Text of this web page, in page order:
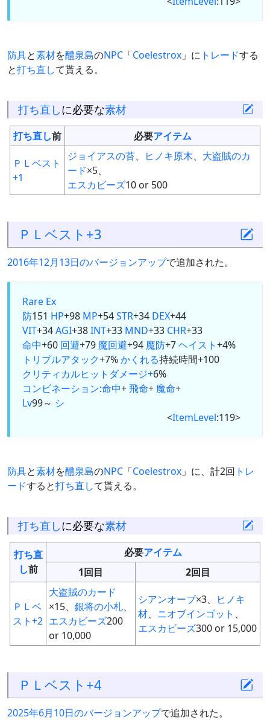
防具と素材を醴泉島のNPC 「Coelestrox 」に トレードする
と打ち直して貰える。
打ち直しに必要な素材
打ち直し前 必要アイテム
ＰＬベスト
+1
ジョイアスの苔、 ヒノキ原木、 大盗賊のカ
ード×5、
エスカビーズ10 or 500
ＰＬベスト+3
2016年12月13日のバージョンアップで追加された。
Rare Ex
防151 HP+98 MP+54STR+34 DEX+44
VIT+34AGI+38INT+33 MND+33 CHR+33
命中+60 回避+79 魔回避+94 魔防+7ヘイスト+4%
トリプルアタック+7%かくれる持続時間+100
クリティカルヒットダメージ+6%
コンビネーション:命中+飛命+ 魔命+
Lv99～ シ
<ItemLevel:119>
防具と素材を醴泉島のNPC 「Coelestrox 」に、計2回 トレ
ードすると打ち直して貰える。
打ち直しに必要な素材
打ち直
し前
必要アイテム
1回目
2回目
ＰＬベ
スト+2
大盗賊のカード
×15、 銀将の小札、
エスカビーズ200
or 10,000
シアンオーブ×3、
ヒノキ
材、 ニオブインゴット 、
エスカビーズ300 or 15,000
ＰＬベスト+4
2025年6月10日のバージョンアップで追加された。